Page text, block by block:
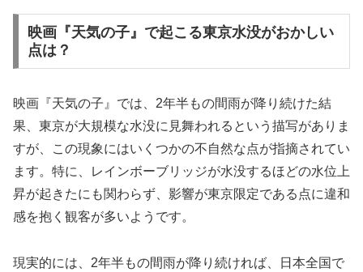
映画『天気の子』で起こる東京水没がおかしい
点は？
映画『天気の子』では、2年半もの間雨が降り続けた結
果、東京が大規模な水没に見舞われるという描写がありま
すが、この現象にはいくつかの不自然な点が指摘されてい
ます。特に、レインボーブリッジが水没するほどの水位上
昇が起きたにも関わらず、影響が東京限定である点に違和
感を抱く観客が多いようです。
現実的には、2年半もの間雨が降り続ければ、日本全国で